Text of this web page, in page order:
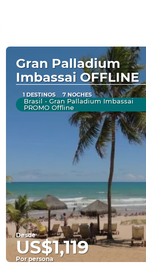
Gran Palladium
Imbassai OFFLINE
1 DESTINOS 7 NOCHES
Brasil - Gran Palladium Imbassai
PROMO Offline
Desde
US$1,119
Por persona